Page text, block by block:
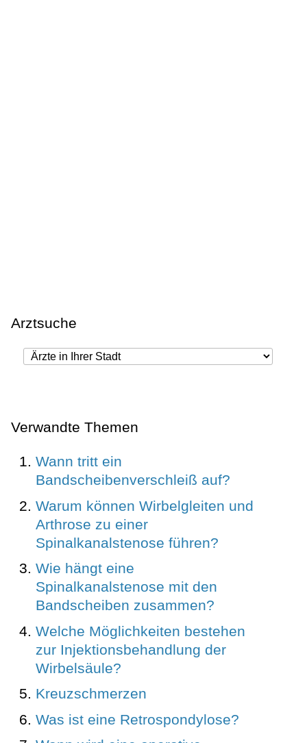
Arztsuche
Verwandte Themen
Wann tritt ein
Bandscheibenverschleiß auf?
Warum können Wirbelgleiten und
Arthrose zu einer
Spinalkanalstenose führen?
Wie hängt eine
Spinalkanalstenose mit den
Bandscheiben zusammen?
Welche Möglichkeiten bestehen
zur Injektionsbehandlung der
Wirbelsäule?
Kreuzschmerzen
Was ist eine Retrospondylose?